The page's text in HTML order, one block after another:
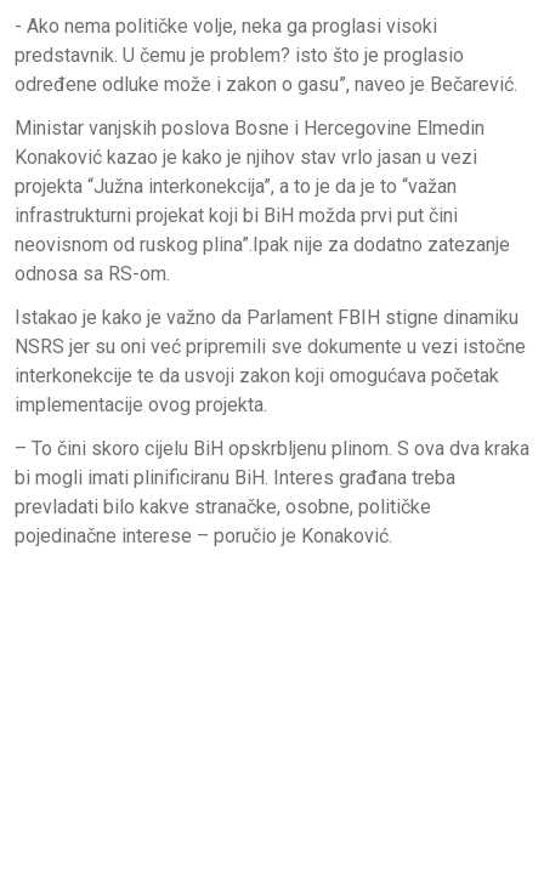
- Ako nema političke volje, neka ga proglasi visoki
predstavnik. U čemu je problem? isto što je proglasio
određene odluke može i zakon o gasu”, naveo je Bečarević.
Ministar vanjskih poslova Bosne i Hercegovine Elmedin
Konaković kazao je kako je njihov stav vrlo jasan u vezi
projekta “Južna interkonekcija”, a to je da je to “važan
infrastrukturni projekat koji bi BiH možda prvi put čini
neovisnom od ruskog plina”.Ipak nije za dodatno zatezanje
odnosa sa RS-om.
Istakao je kako je važno da Parlament FBIH stigne dinamiku
NSRS jer su oni već pripremili sve dokumente u vezi istočne
interkonekcije te da usvoji zakon koji omogućava početak
implementacije ovog projekta.
– To čini skoro cijelu BiH opskrbljenu plinom. S ova dva kraka
bi mogli imati plinificiranu BiH. Interes građana treba
prevladati bilo kakve stranačke, osobne, političke
pojedinačne interese – poručio je Konaković.